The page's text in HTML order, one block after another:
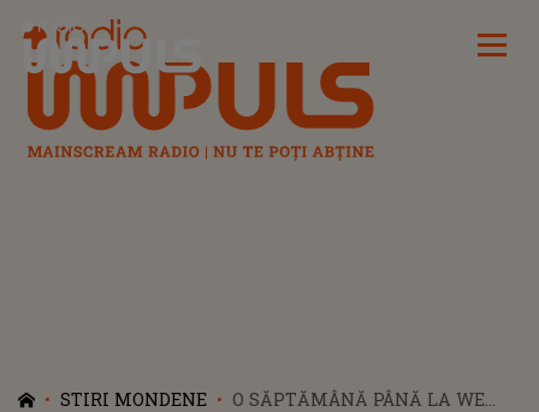
Radio Impuls
STIRI MONDENE
O SĂPTĂMÂNĂ PÂNĂ LA WE